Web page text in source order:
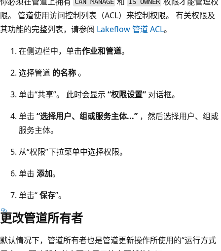
CAN MANAGE IS OWNER
限。 管道使用访问控制列表（ACL）来控制权限。 有关权限及
其功能的完整列表，请参阅 Lakeflow 管道 ACL。
在侧边栏中，单击作业和管道。
选择管道 的名称。
单击“共享”。
此时会显示 “权限设置” 对话框。
单击 “选择用户、组或服务主体...” ，然后选择用户、组或
服务主体。
从“权限”下拉菜单中选择权限。
单击 添加。
单击“保存”。
更改管道所有者
默认情况下，管道所有者也是管道更新操作所使用的“运行方式